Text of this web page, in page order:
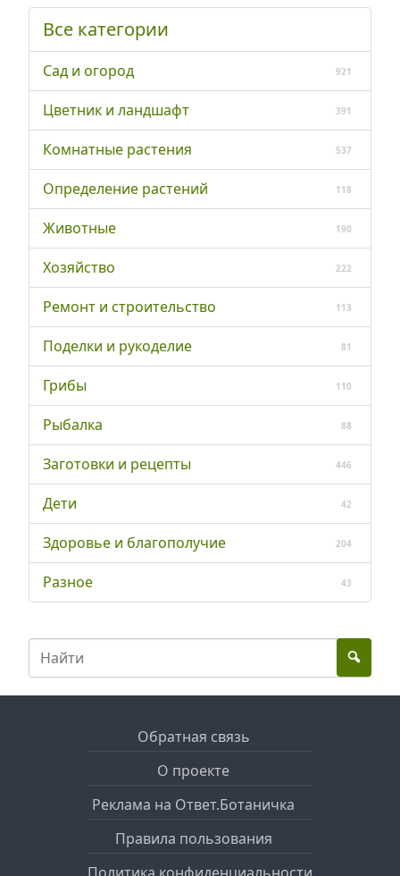
Все категории
Сад и огород 921
Цветник и ландшафт 391
Комнатные растения 537
Определение растений 118
Животные 190
Хозяйство 222
Ремонт и строительство 113
Поделки и рукоделие 81
Грибы 110
Рыбалка 88
Заготовки и рецепты 446
Дети 42
Здоровье и благополучие 204
Разное 43
Обратная связь
О проекте
Реклама на Ответ.Ботаничка
Правила пользования